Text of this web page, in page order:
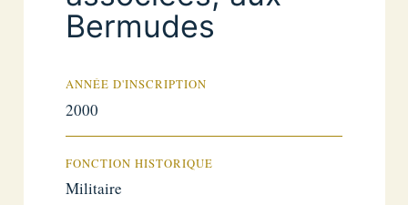
Bermudes
ANNÉE D'INSCRIPTION
2000
FONCTION HISTORIQUE
Militaire